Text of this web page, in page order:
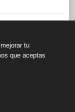
2020
tu
que aceptas